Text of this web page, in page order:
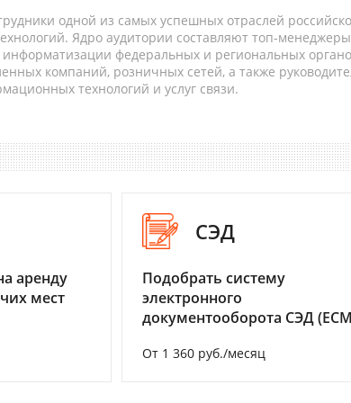
одной из самых успешных отраслей
Ядро аудитории составляют топ-
федеральных и региональных
компаний, розничных сетей, а также
технологий и услуг связи.
аренду
мест
СЭД
Подобрать систему
электронного
документооборота СЭД
От 1 360 руб./месяц